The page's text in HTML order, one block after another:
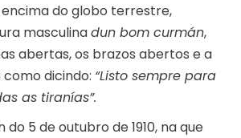
do globo terrestre,
masculinadun bom curmán,
abertas, os brazos abertos e a
dicindo: “Listo sempre para
as tiranías”.
do 5 de outubro de 1910, na que